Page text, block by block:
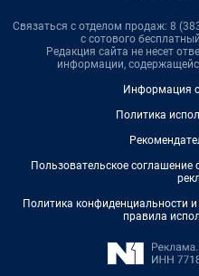
Связаться с отделом продаж: 8
с сотового
Редакция сайта не несет
информации,
Информация
Политика
Пользовательское соглашение
Политика конфиденциальности
правила